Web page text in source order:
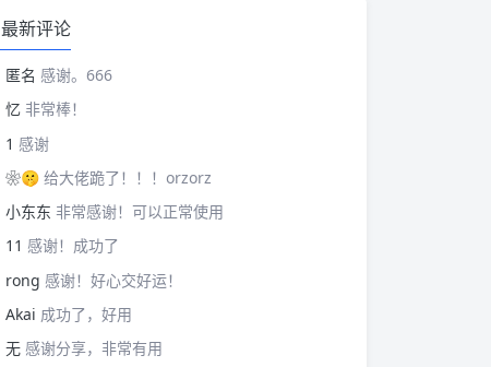
最新评论
匿名 感谢。666
忆 非常棒！
1 感谢
❀🤫 给大佬跪了！！！orzorz
小东东 非常感谢！可以正常使用
11 感谢！成功了
rong 感谢！好心交好运！
Akai 成功了，好用
无 感谢分享，非常有用